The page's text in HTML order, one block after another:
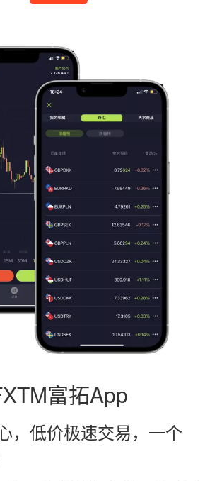
富拓App
，低价极速交易，一个